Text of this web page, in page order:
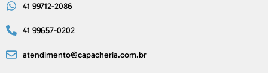
41 99712-2086
41 99657-0202
atendimento@capacheria.com.br